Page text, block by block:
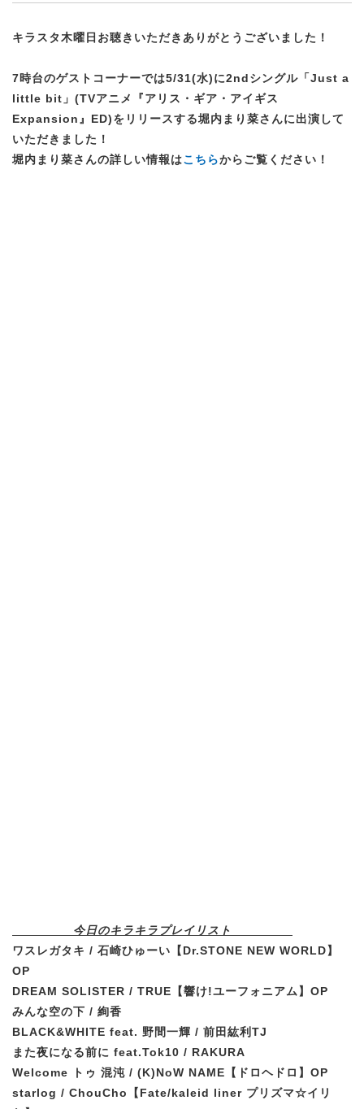
キラスタ木曜日お聴きいただきありがとうございました！
7時台のゲストコーナーでは5/31(水)に2ndシングル「Just a
little bit」(TVアニメ『アリス・ギア・アイギス
Expansion』ED)をリリースする堀内まり菜さんに出演して
いただきました！
堀内まり菜さんの詳しい情報はこちらからご覧ください！
今日のキラキラプレイリスト
ワスレガタキ / 石崎ひゅーい 【Dr.STONE NEW WORLD】
OP
DREAM SOLISTER / TRUE 【響け!ユーフォニアム】OP
みんな空の下 / 絢香
BLACK&WHITE feat. 野間一輝 / 前田紘利TJ
また夜になる前に feat.Tok10 / RAKURA
Welcome トゥ 混沌 / (K)NoW NAME 【ドロヘドロ】OP
starlog / ChouCho
【Fate/kaleid liner プリズマ☆イリ